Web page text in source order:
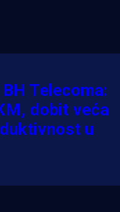
Telecoma:
dobit veća
u